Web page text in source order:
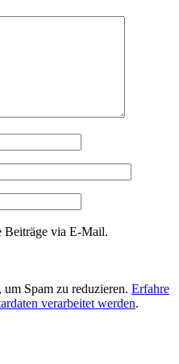
Beiträge via E-Mail.
Spam zu reduzieren. Erfahre
verarbeitet werden.